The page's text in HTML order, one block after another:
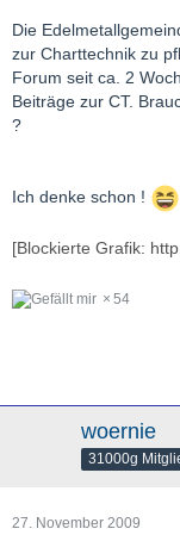
Die
zur Charttechnik zu
Forum seit ca. 2
Beiträge zur CT.
?
Ich denke schon !
[Blockierte Grafik:
54
woernie
31000g
27. November 2009